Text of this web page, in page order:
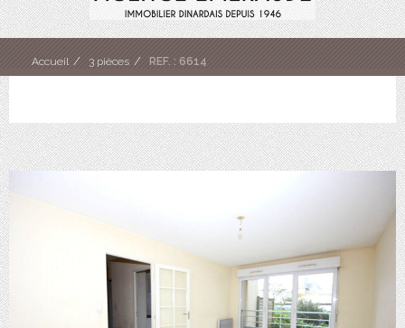
Accueil 3 pièces REF. : 6614